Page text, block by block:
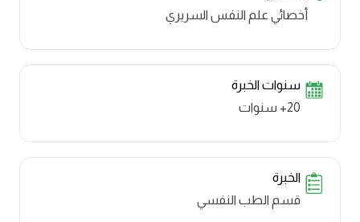
أخصائي علم النفس السريري
سنوات الخبرة
20+ سنوات
الخبرة
قسم الطب النفسي